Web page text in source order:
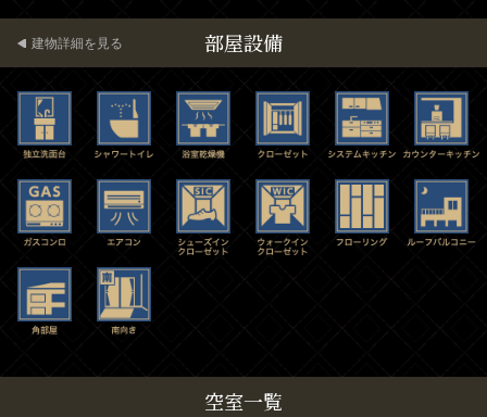
部屋設備
建物詳細を見る
空室一覧